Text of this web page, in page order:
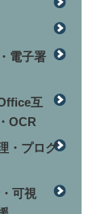
電子署
互
OCR
・プログ
可視